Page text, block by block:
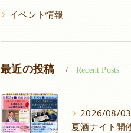
イベント情報
最近の投稿 Recent Posts
2026/08/03